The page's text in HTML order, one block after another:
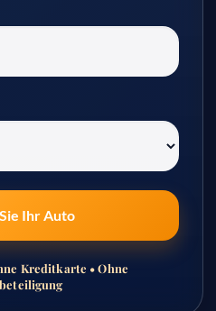
Ihr Auto
Kreditkarte • Ohne